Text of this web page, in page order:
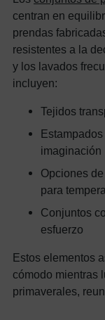
centran en
prendas
resistentes a la
y los lavados
incluyen:
Tejidos
imaginación
Opciones
para
Conjuntos
esfuerzo
Estos elementos
cómodo mientras
primaverales,